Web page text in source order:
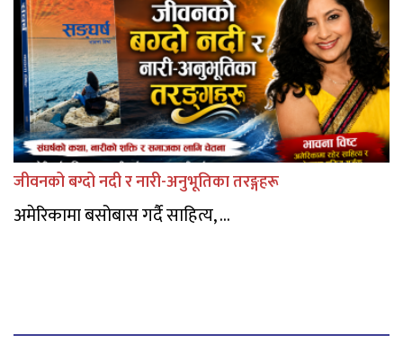
जीवनको बग्दो नदी र नारी-अनुभूतिका तरङ्गहरू
अमेरिकामा बसोबास गर्दै साहित्य, ...